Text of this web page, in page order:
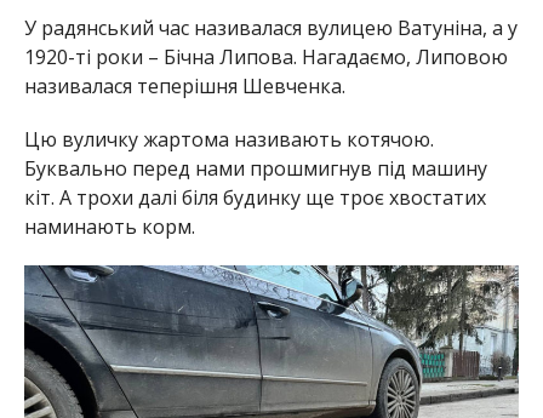
У радянський час називалася вулицею Ватуніна, а у
1920-ті роки – Бічна Липова. Нагадаємо, Липовою
називалася теперішня Шевченка.
Цю вуличку жартома називають котячою.
Буквально перед нами прошмигнув під машину
кіт. А трохи далі біля будинку ще троє хвостатих
наминають корм.